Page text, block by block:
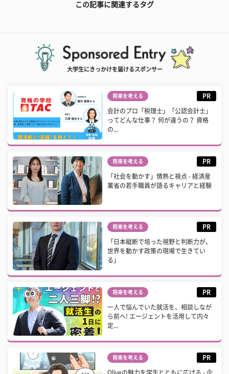
この記事に関連するタグ
大学生にきっかけを届けるスポンサー
将来を考える PR
会計のプロ「税理士」「公認会計士」
ってどんな仕事？ 何が違うの？ 資格
の...
将来を考える PR
「社会を動かす」情熱と視点 - 経済産
業省の若手職員が語るキャリアと経験
将来を考える PR
「日本縦断で培った視野と判断力が、
世界を動かす政策の現場で生きてい
る」
将来を考える PR
一人で悩んでいた就活を、相談しなが
ら前へ! エージェントを活用して内々
定...
将来を考える PR
Oliveの魅力を学生とともに広げる - 企